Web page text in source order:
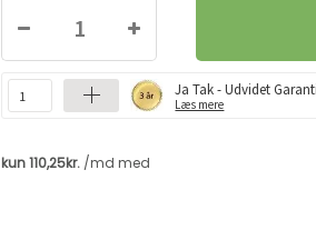
Ja Tak - Udvidet
Læs mere